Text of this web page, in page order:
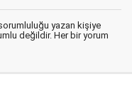
yazan kişiye
değildir. Her bir yorum